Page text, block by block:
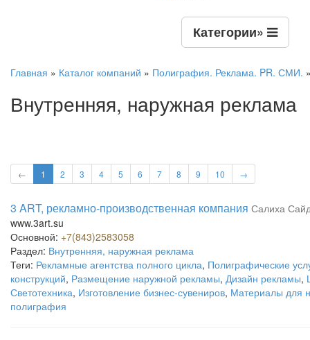
Категории»
Главная » Каталог компаний » Полиграфия. Реклама. PR. СМИ.
Внутренняя, наружная реклама
← 1 2 3 4 5 6 7 8 9 10 →
3 ART, рекламно-производственная компания Салиха
www.3art.su
Основной: +7(843)2583058
Раздел: Внутренняя, наружная реклама
Теги: Рекламные агентства полного цикла, Полиграфические
конструкций, Размещение наружной рекламы, Дизайн рекламы,
Светотехника, Изготовление бизнес-сувениров, Материалы для
полиграфия